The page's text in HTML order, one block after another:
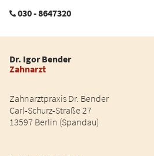
030 - 8647320
Dr. Igor Bender
Zahnarzt
Zahnarztpraxis Dr. Bender
Carl-Schurz-Straße 27
13597 Berlin (Spandau)